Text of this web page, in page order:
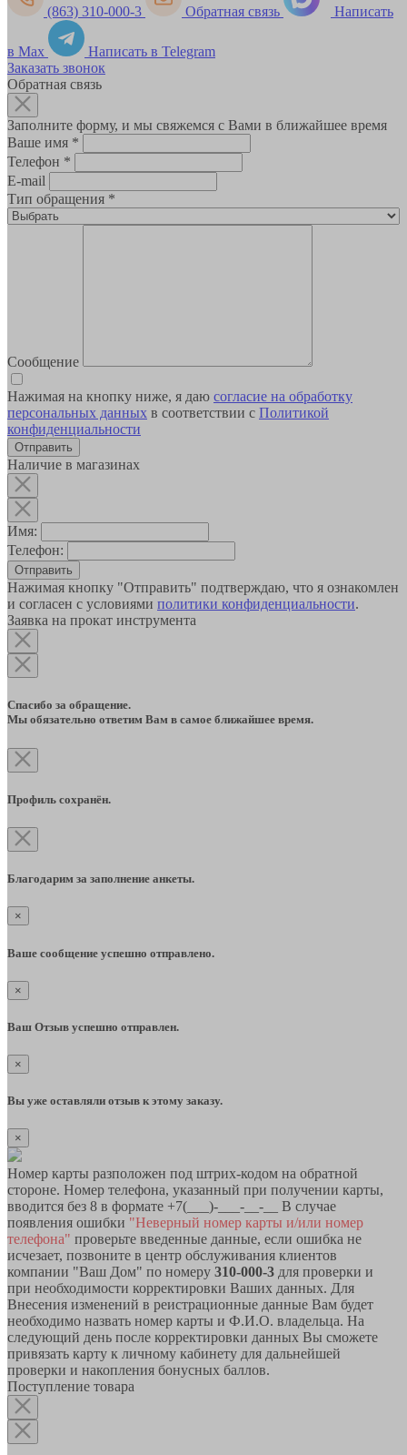
(863) 310-000-3 Обратная связь Написать
в Max
Написать в Telegram
Заказать звонок
Обратная связь
Заполните форму, и мы свяжемся с Вами в ближайшее время
Ваше имя *
Телефон *
E-mail
Тип обращения *
Сообщение
Нажимая на кнопку ниже, я даю согласие на обработку
персональных данных в соответствии с Политикой
конфиденциальности
Наличие в магазинах
Имя:
Телефон:
Отправить
Нажимая кнопку "Отправить" подтверждаю, что я ознакомлен
и согласен с условиями политики конфиденциальности.
Заявка на прокат инструмента
Спасибо за обращение.
Мы обязательно ответим Вам в самое ближайшее время.
Профиль сохранён.
Благодарим за заполнение анкеты.
×
Ваше сообщение успешно отправлено.
×
Ваш Отзыв успешно отправлен.
×
Вы уже оставляли отзыв к этому заказу.
×
Номер карты разположен под штрих-кодом на обратной
стороне. Номер телефона, указанный при получении карты,
вводится без 8 в формате +7(___)-___-__-__ В случае
появления ошибки "Неверный номер карты и/или номер
телефона" проверьте введенные данные, если ошибка не
исчезает, позвоните в центр обслуживания клиентов
компании "Ваш Дом" по номеру 310-000-3 для проверки и
при необходимости корректировки Ваших данных. Для
Внесения изменений в реистрационные данные Вам будет
необходимо назвать номер карты и Ф.И.О. владельца. На
следующий день после корректировки данных Вы сможете
привязать карту к личному кабинету для дальнейшей
проверки и накопления бонусных баллов.
Поступление товара